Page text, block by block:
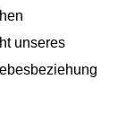
unseres